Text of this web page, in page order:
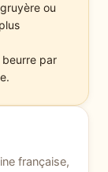
ou
par
française,